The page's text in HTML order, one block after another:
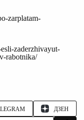
zarplatam-
zaderzhivayut-
rabotnika/
ДЗЕН